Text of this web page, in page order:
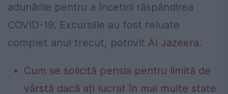
adunările pentru a încetini răspândirea
COVID-19. Excursiile au fost reluate
complet anul trecut, potrivit Al Jazeera.
Cum se solicită pensia pentru limită de
vârstă dacă ați lucrat în mai multe state